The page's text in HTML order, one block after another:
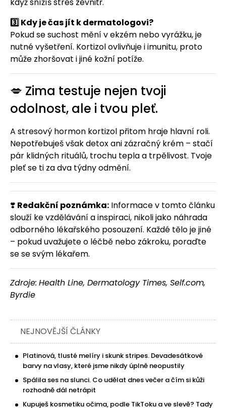
3️⃣ Kdy je čas jít k dermatologovi?
Pokud se suchost mění v ekzém nebo vyrážku, je
nutné vyšetření. Kortizol ovlivňuje i imunitu, proto
může zhoršovat i jiné kožní potíže.
💋 Zima testuje nejen tvoji
odolnost, ale i tvou pleť.
A stresový hormon kortizol přitom hraje hlavní roli.
Nepotřebuješ však detox ani zázračný krém – stačí
pár klidných rituálů, trochu tepla a trpělivost. Tvoje
pleť se ti za dva týdny odmění.
❣️ Redakční poznámka: Informace v tomto článku
slouží ke vzdělávání a inspiraci, nikoli jako náhrada
odborného lékařského posouzení. Každé tělo je jiné
– pokud uvažujete o léčbě nebo zákroku, poraďte
se se svým lékařem.
Zdroje: Health Line, Dermatology Times, Self.com,
Byrdie
NEJNOVĚJŠÍ ČLÁNKY
Platinová, tlusté melíry i skunk stripes. Devadesátkové
barvy na vlasy, které jsme nikdy úplně neopustily
Spálila ses na slunci. Co udělat dnes večer a čím si kůži
rozhodně dál netrápit
Kupuješ kosmetiku očima, podle TikToku a ve slevě? Tady